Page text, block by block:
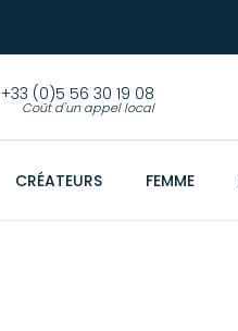
(0)5 56 30 19 08
Coût d'un appel local
CRÉATEURS FEMME